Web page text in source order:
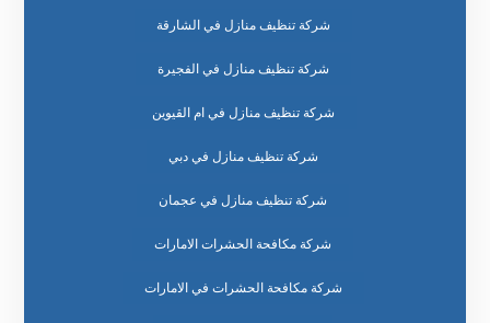
شركة تنظيف منازل في الشارقة
شركة تنظيف منازل في الفجيرة
شركة تنظيف منازل في ام القيوين
شركة تنظيف منازل في دبي
شركة تنظيف منازل في عجمان
شركة مكافحة الحشرات الامارات
شركة مكافحة الحشرات في الامارات